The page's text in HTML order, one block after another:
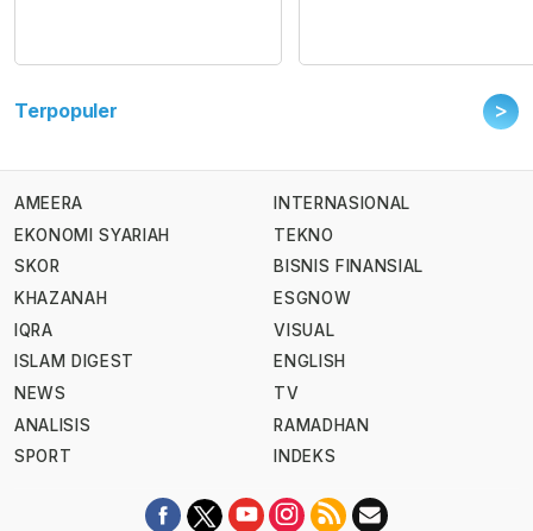
Terpopuler >
AMEERA
EKONOMI SYARIAH
SKOR
KHAZANAH
IQRA
ISLAM DIGEST
NEWS
ANALISIS
SPORT
INTERNASIONAL
TEKNO
BISNIS FINANSIAL
ESGNOW
VISUAL
ENGLISH
TV
RAMADHAN
INDEKS